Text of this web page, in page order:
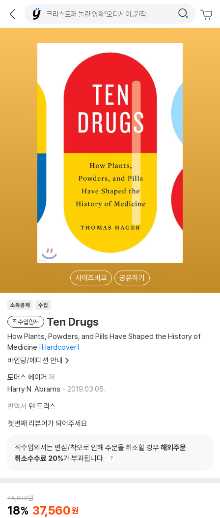
사이즈비교 공유하기
소득공제 수입
직수입양서 Ten Drugs
How Plants, Powders, and Pills Have Shaped the History of
Medicine Hardcover
바인딩/에디션 안내
토머스 헤이거 저
Harry N. Abrams
2019.03.05.
번역서 텐 드럭스
첫번째 리뷰어가 되어주세요
직수입외서는 변심/착오로 인해 주문을 취소할 경우 해외주문
취소수수료 20%가 부과됩니다.
45,810원
18 37,560